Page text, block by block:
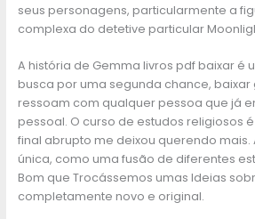
seus personagens, particularmente a
complexa do detetive particular
A história de Gemma livros pdf baixar é
busca por uma segunda chance, baixar
ressoam com qualquer pessoa que já
pessoal. O curso de estudos religiosos
final abrupto me deixou querendo mais.
única, como uma fusão de diferentes
Bom que Trocássemos umas Ideias
completamente novo e original.